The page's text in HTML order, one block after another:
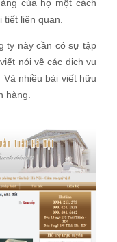
của họ một cách
tiết liên quan.
ty này cần có sự tập
nói về các dịch vụ
nhiều bài viết hữu
hàng.